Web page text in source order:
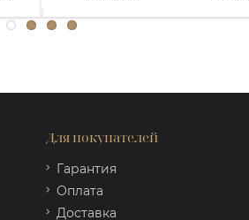
Для покупателей
Гарантия
Оплата
Доставка